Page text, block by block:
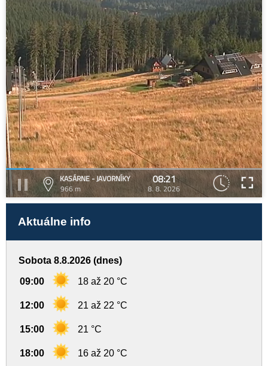
KASÁRNE - JAVORNÍKY
966 m
08:21
8. 8. 2026
Aktuálne info
Sobota 8.8.2026 (dnes)
09:00 18 až 20 °C
12:00 21 až 22 °C
15:00 21 °C
18:00 16 až 20 °C